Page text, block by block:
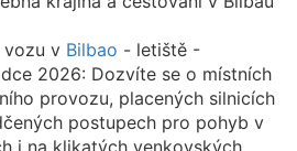
vozu v Bilbao - letiště -
2026: Dozvíte se o místních
provozu, placených silnicích
postupech pro pohyb v
i na klikatých venkovských